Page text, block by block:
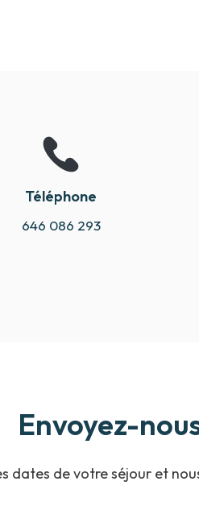
Téléphone
646 086 293
Envoyez-
dates de votre séjour et